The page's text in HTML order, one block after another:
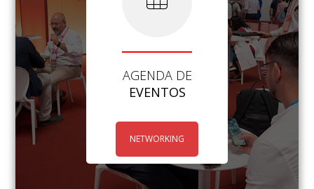
AGENDA DE
EVENTOS
NETWORKING